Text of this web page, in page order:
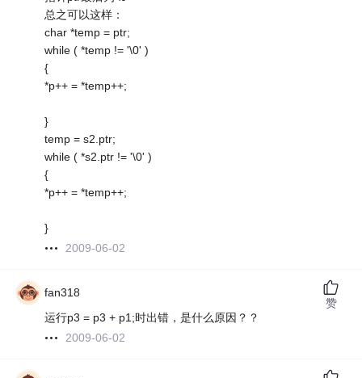
总之可以这样：
char *temp = ptr;
while ( *temp != '\0' )
{
*p++ = *temp++;
}
temp = s2.ptr;
while ( *s2.ptr != '\0' )
{
*p++ = *temp++;
}
2009-06-02
fan318
运行p3 = p3 + p1;时出错，是什么原因？？
2009-06-02
赞